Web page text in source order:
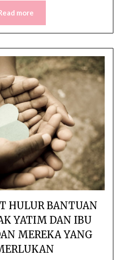
more
HULUR BANTUAN
YATIM DAN IBU
MEREKA YANG